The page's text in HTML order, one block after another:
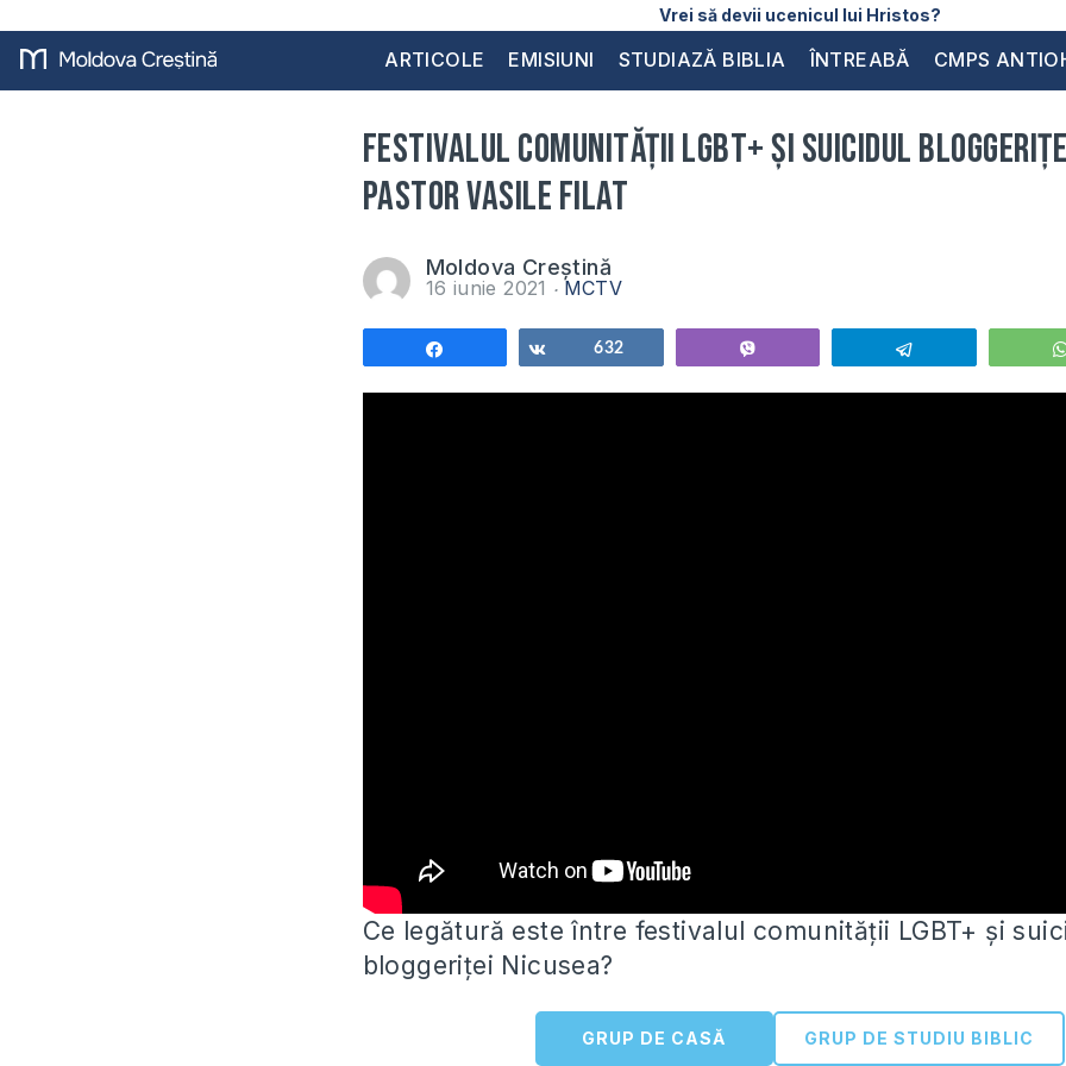
Vrei să devii ucenicul lui Hristos?
ARTICOLE EMISIUNI STUDIAZĂ BIBLIA ÎNTREABĂ CMPS
Festivalul comunității LGBT+ și suicidul
Pastor Vasile Filat
Moldova Creștină
16 iunie 2021 MCTV
Share632
Ce legătură este între festivalul comunității LGBT+ și
bloggeriței Nicusea?
GRUP DE CASĂ GRUP DE STUDIU BIBLIC